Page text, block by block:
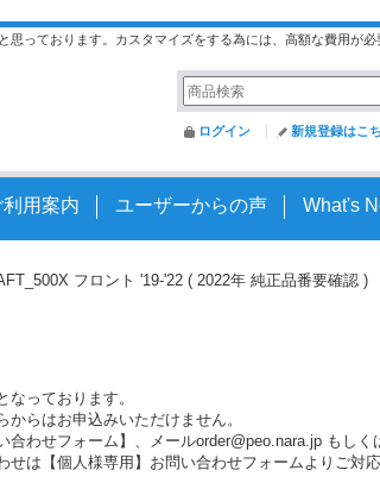
っております。カスタマイズをする為には、高額な費用が
ログイン 新規登録はこ
利用案内 ユーザーからの声 What's
フロント '19-'22 ( 2022年 純正品番要確認 )
っております。
らはお申込みいただけません。
わせフォーム】、メールorder@peo.nara.jp もしく
せは【個人様専用】お問い合わせフォームよりご対